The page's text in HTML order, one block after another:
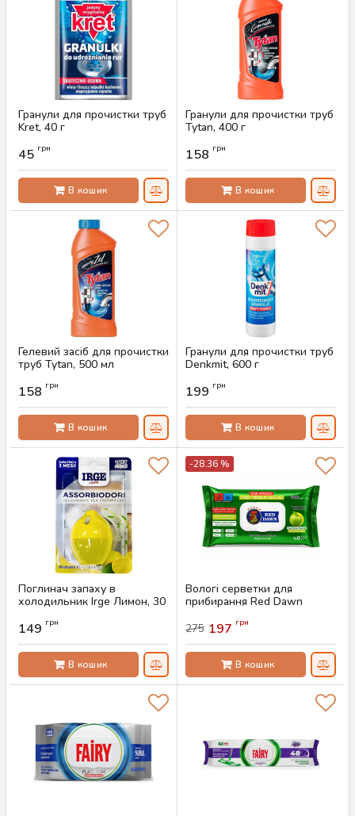
Гранули для прочистки труб
Kret, 40 г
45 грн
В кошик
Гранули для прочистки труб
Tytan, 400 г
158 грн
В кошик
Гелевий засіб для прочистки
труб Tytan, 500 мл
158 грн
В кошик
Гранули для прочистки труб
Denkmit, 600 г
199 грн
В кошик
Поглинач запаху в
холодильник Irge Лимон, 30
Артикул:
149 грн
В кошик
-28.36 %
Вологі серветки для
прибирання Red Dawn
Артикул: AS-00382
275 197 грн
В кошик